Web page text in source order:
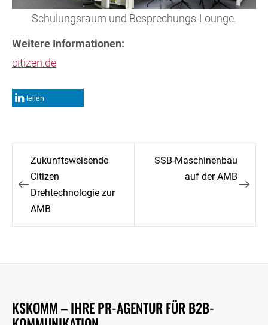
Schulungsraum und Besprechungs-Lounge.
Weitere Informationen:
citizen.de
teilen
Beitragsnavigation
Zukunftsweisende
Citizen
Drehtechnologie zur
AMB
SSB-Maschinenbau
auf der AMB
KSKOMM – IHRE PR-AGENTUR FÜR B2B-